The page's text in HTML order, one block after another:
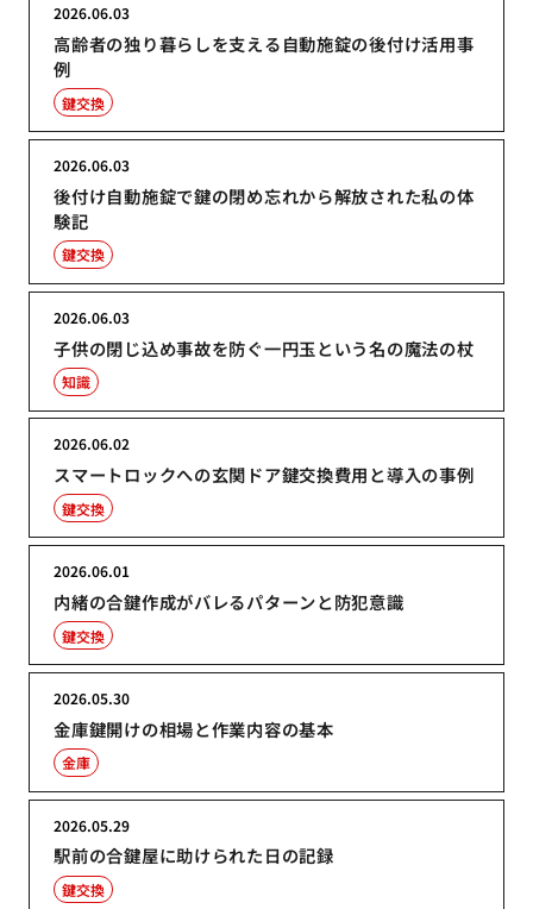
高齢者の独り暮らしを支える自動施錠の後付け活用事
例
2026.06.03
鍵交換
後付け自動施錠で鍵の閉め忘れから解放された私の体
験記
2026.06.03
鍵交換
子供の閉じ込め事故を防ぐ一円玉という名の魔法の杖
2026.06.03
知識
スマートロックへの玄関ドア鍵交換費用と導入の事例
2026.06.02
鍵交換
内緒の合鍵作成がバレるパターンと防犯意識
2026.06.01
鍵交換
金庫鍵開けの相場と作業内容の基本
2026.05.30
金庫
駅前の合鍵屋に助けられた日の記録
2026.05.29
鍵交換